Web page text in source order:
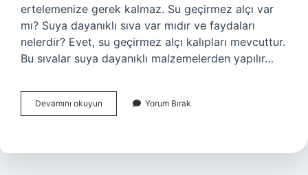
ertelemenize gerek kalmaz. Su geçirmez alçı var
mı? Suya dayanıklı sıva var mıdır ve faydaları
nelerdir? Evet, su geçirmez alçı kalıpları mevcuttur.
Bu sıvalar suya dayanıklı malzemelerden yapılır…
Devamını okuyun
Yağmura
Yorum Bırak